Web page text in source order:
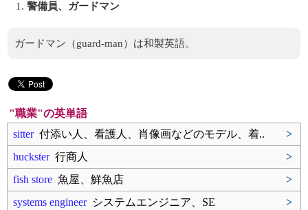
1. 警備員、ガードマン
ガードマン（guard-man）は和製英語。
"職業"の英単語
sitter付添い人、看護人、肖像画などのモデル、着..
>
huckster行商人
>
fish store 魚屋、鮮魚店
>
systems engineerシステムエンジニア、SE
>